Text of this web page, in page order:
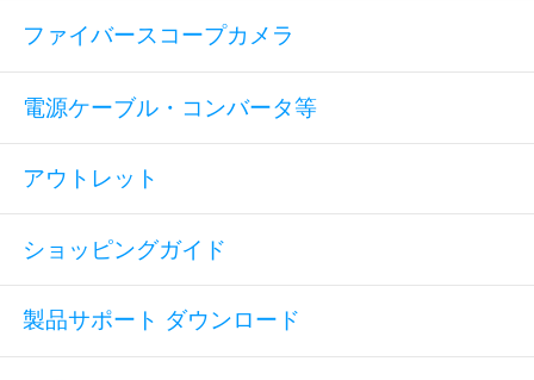
ファイバースコープカメラ
電源ケーブル・コンバータ等
アウトレット
ショッピングガイド
製品サポート ダウンロード